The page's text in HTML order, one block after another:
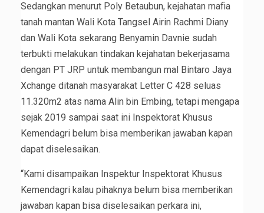
Sedangkan menurut Poly Betaubun, kejahatan mafia
tanah mantan Wali Kota Tangsel Airin Rachmi Diany
dan Wali Kota sekarang Benyamin Davnie sudah
terbukti melakukan tindakan kejahatan bekerjasama
dengan PT JRP untuk membangun mal Bintaro Jaya
Xchange ditanah masyarakat Letter C 428 seluas
11.320m2 atas nama Alin bin Embing, tetapi mengapa
sejak 2019 sampai saat ini Inspektorat Khusus
Kemendagri belum bisa memberikan jawaban kapan
dapat diselesaikan.
“Kami disampaikan Inspektur Inspektorat Khusus
Kemendagri kalau pihaknya belum bisa memberikan
jawaban kapan bisa diselesaikan perkara ini,